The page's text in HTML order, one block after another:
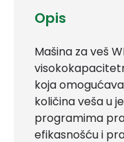
Opis
Mašina za veš
koja
količina veša u
programima
efikasnošću i